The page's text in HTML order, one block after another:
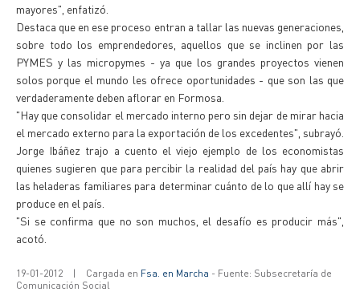
mayores", enfatizó.
Destaca que en ese proceso entran a tallar las nuevas generaciones,
sobre todo los emprendedores, aquellos que se inclinen por las
PYMES y las micropymes - ya que los grandes proyectos vienen
solos porque el mundo les ofrece oportunidades - que son las que
verdaderamente deben aflorar en Formosa.
"Hay que consolidar el mercado interno pero sin dejar de mirar hacia
el mercado externo para la exportación de los excedentes", subrayó.
Jorge Ibáñez trajo a cuento el viejo ejemplo de los economistas
quienes sugieren que para percibir la realidad del país hay que abrir
las heladeras familiares para determinar cuánto de lo que allí hay se
produce en el país.
"Si se confirma que no son muchos, el desafío es producir más",
acotó.
19-01-2012 | Cargada en Fsa. en Marcha - Fuente: Subsecretaría de
Comunicación Social